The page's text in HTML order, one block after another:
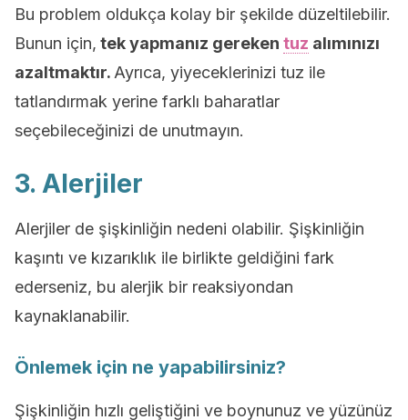
Bu problem oldukça kolay bir şekilde düzeltilebilir.
Bunun için, tek yapmanız gereken tuz alımınızı
azaltmaktır. Ayrıca, yiyeceklerinizi tuz ile
tatlandırmak yerine farklı baharatlar
seçebileceğinizi de unutmayın.
3. Alerjiler
Alerjiler de şişkinliğin nedeni olabilir. Şişkinliğin
kaşıntı ve kızarıklık ile birlikte geldiğini fark
ederseniz, bu alerjik bir reaksiyondan
kaynaklanabilir.
Önlemek için ne yapabilirsiniz?
Şişkinliğin hızlı geliştiğini ve boynunuz ve yüzünüz